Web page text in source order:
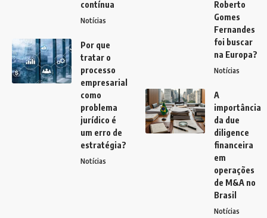
contínua
Notícias
Por que
tratar o
processo
empresarial
como
problema
jurídico é
um erro de
estratégia?
Notícias
Roberto
Gomes
Fernandes
foi buscar
na Europa?
Notícias
A
importância
da due
diligence
financeira
em
operações
de M&A no
Brasil
Notícias